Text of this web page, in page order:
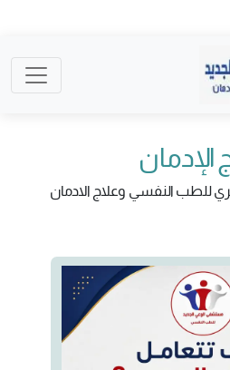
الإدمان
النفسي وعلاج الادمان